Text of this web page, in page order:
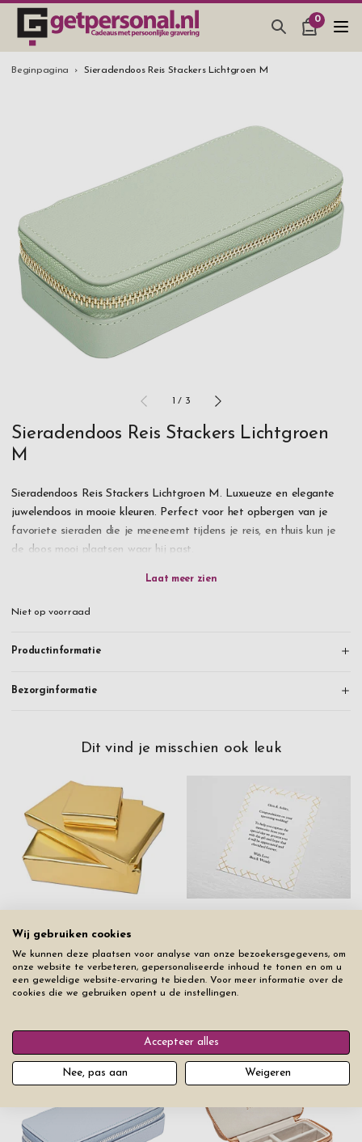
0
CADEAUS & GADGETS
HUWELIJKSGESCHENK 2026
Beginpagina Sieradendoos Reis Stackers Lichtgroen M
1 / 3
Sieradendoos Reis Stackers Lichtgroen
M
Sieradendoos Reis Stackers Lichtgroen M. Luxueuze en elegante
juwelendoos in mooie kleuren. Perfect voor het opbergen van je
favoriete sieraden die je meeneemt tijdens je reis, en thuis kun je
de doos mooi plaatsen waar hij past.
Niet op voorraad
Productinformatie
Bezorginformatie
Dit vind je misschien ook leuk
gecertificeerd papier
€ 5 € 5
Uit hetzelfde product assortiment
Wij gebruiken cookies
We kunnen deze plaatsen voor analyse van onze bezoekersgegevens, om
onze website te verbeteren, gepersonaliseerde inhoud te tonen en om u
een geweldige website-ervaring te bieden. Voor meer informatie over de
cookies die we gebruiken opent u de instellingen.
Accepteer alles
Nee, pas aan Weigeren